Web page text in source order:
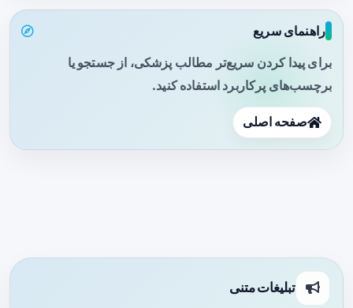
راهنمای سریع
برای پیدا کردن سریع‌تر مطالب پزشکی، از جستجو یا
برچسب‌های پرکاربرد استفاده کنید.
صفحه اصلی
تبلیغات متنی